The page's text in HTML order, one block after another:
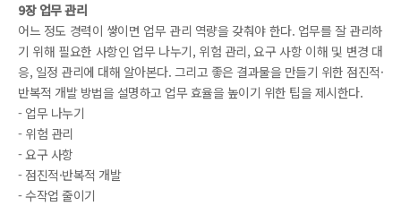
9장 업무 관리
어느 정도 경력이 쌓이면 업무 관리 역량을 갖춰야 한다. 업무를 잘 관리하
기 위해 필요한 사항인 업무 나누기, 위험 관리, 요구 사항 이해 및 변경 대
응, 일정 관리에 대해 알아본다. 그리고 좋은 결과물을 만들기 위한 점진적·
반복적 개발 방법을 설명하고 업무 효율을 높이기 위한 팁을 제시한다.
- 업무 나누기
- 위험 관리
- 요구 사항
- 점진적·반복적 개발
- 수작업 줄이기